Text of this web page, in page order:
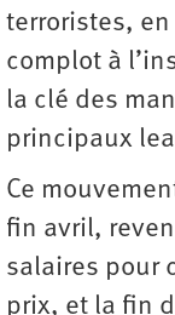
terroristes,
complot à
la clé des
principaux
Ce
fin avril,
salaires pour
prix, et la fin